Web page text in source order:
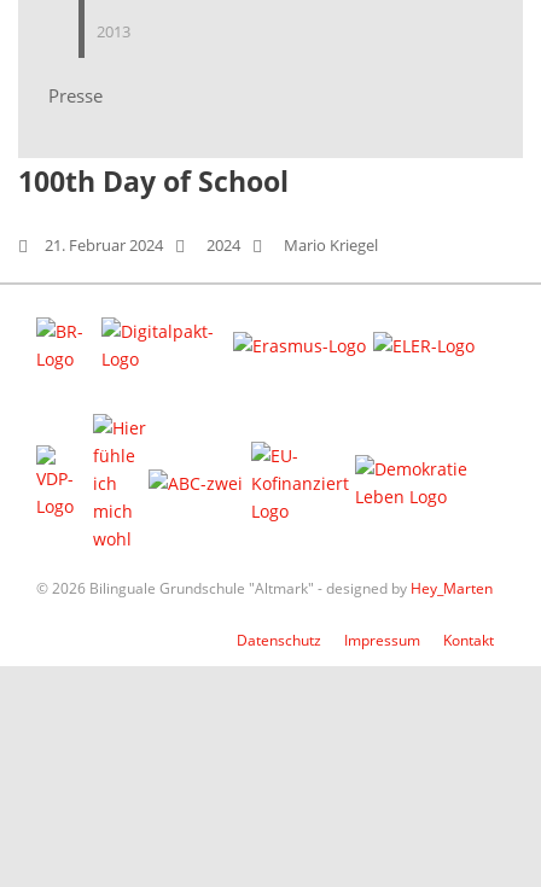
2013
Presse
100th Day of School
21. Februar 2024 2024 Mario Kriegel
© 2026 Bilinguale Grundschule "Altmark" - designed by Hey_Marten
Datenschutz Impressum Kontakt